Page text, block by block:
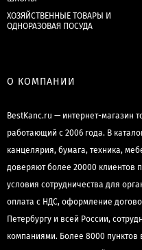
ХОЗЯЙСТВЕННЫЕ ТОВАРЫ И
ОДНОРАЗОВАЯ ПОСУДА
О КОМПАНИИ
BestKanc.ru — интернет-магазин
работающий с 2006 года. В
канцелярия, бумага, техника,
доверяют более 20000 клиентов
условия сотрудничества для
оплата с НДС, оформление
Петербургу и всей России,
компаниями. Более 8000 пунктов